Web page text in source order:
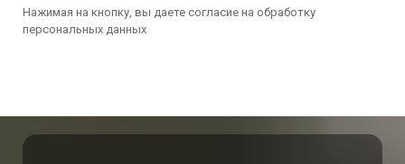
Нажимая на кнопку, вы даете согласие на обработку
персональных данных